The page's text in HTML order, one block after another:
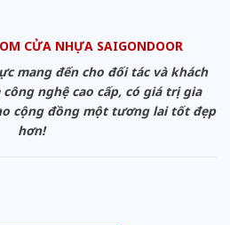
CỬA NHỰA SAIGONDOOR
mang đến cho đối tác và khách
nghệ cao cấp, có giá trị gia
cộng đồng một tương lai tốt đẹp
hơn!